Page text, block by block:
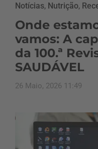
Notícias, Nutrição,
Onde
vamos: A
da 100.ª
SAUDÁVEL
26 Maio, 2026 11:49